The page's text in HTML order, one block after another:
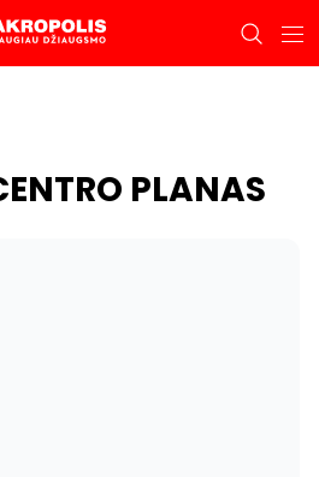
PLANAS